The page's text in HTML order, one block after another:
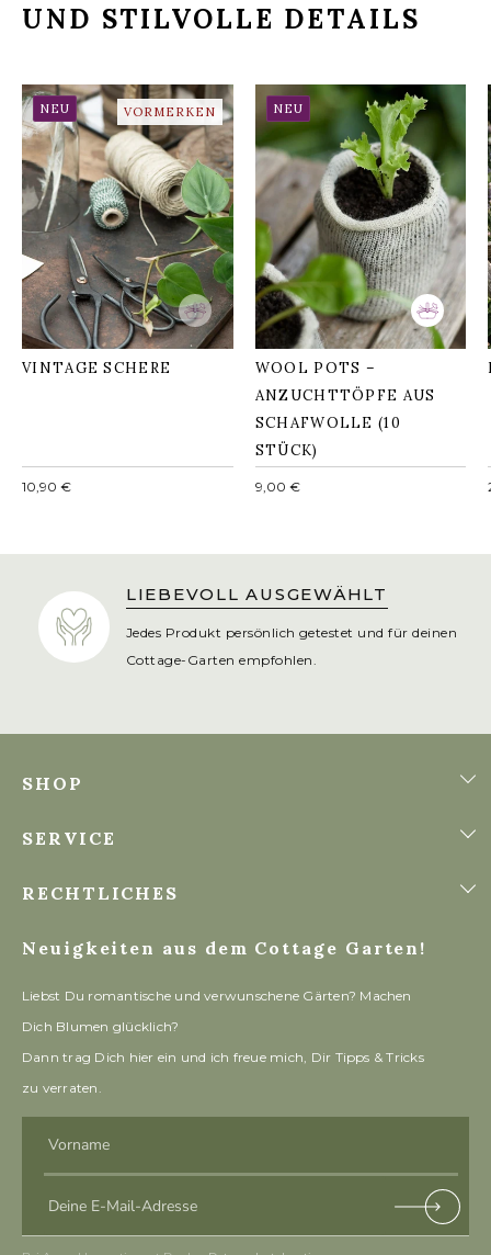
UND STILVOLLE DETAILS
VINTAGE SCHERE
VORMERKEN
NEU
VINTAGE SCHERE
Normaler
10,90 €
WOOL POTS –
ANZUCHTTÖPFE AUS
SCHAFWOLLE (10
STÜCK)
NEU
WOOL POTS –
ANZUCHTTÖPFE AUS
SCHAFWOLLE (10
STÜCK)
Normaler
9,00 €
LIEBEVOLL AUSGEWÄHLT
Jedes Produkt persönlich getestet und für deinen
Cottage-Garten empfohlen.
SHOP
SERVICE
RECHTLICHES
Neuigkeiten aus dem Cottage Garten!
Liebst Du romantische und verwunschene Gärten? Machen
Dich Blumen glücklich?
Dann trag Dich hier ein und ich freue mich, Dir Tipps & Tricks
zu verraten.
Subscri
be